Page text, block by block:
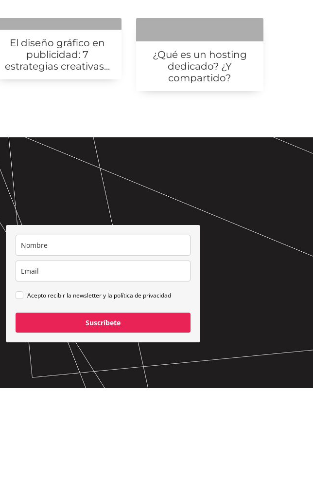
El diseño gráfico en
publicidad: 7
estrategias creativas...
¿Qué es un hosting
dedicado? ¿Y
compartido?
Acepto recibir la newsletter y la política de privacidad
Suscríbete